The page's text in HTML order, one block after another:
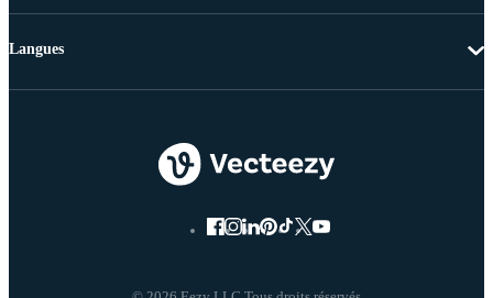
Langues